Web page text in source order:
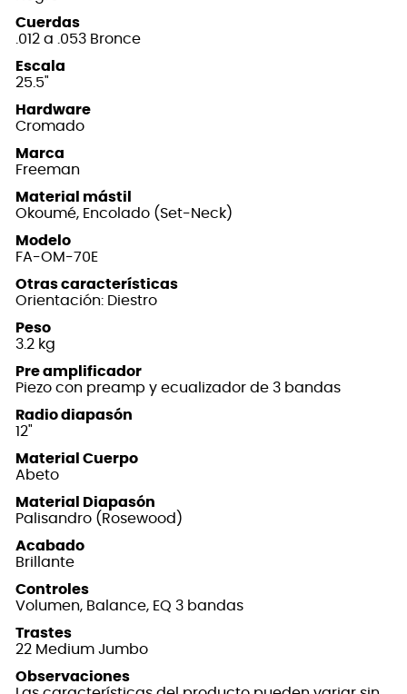
Cuerdas
.012 a .053 Bronce
Escala
25.5"
Hardware
Cromado
Marca
Freeman
Material mástil
Okoumé, Encolado (Set-Neck)
Modelo
FA-OM-70E
Otras características
Orientación: Diestro
Peso
3.2 kg
Pre amplificador
Piezo con preamp y ecualizador de 3 bandas
Radio diapasón
12"
Material Cuerpo
Abeto
Material Diapasón
Palisandro (Rosewood)
Acabado
Brillante
Controles
Volumen, Balance, EQ 3 bandas
Trastes
22 Medium Jumbo
Observaciones